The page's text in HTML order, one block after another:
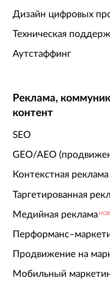
Дизайн цифровых
Техническая
Аутстаффинг
Реклама,
контент
SEO
GEO/AEO
Контекстная реклама
Таргетированная
Медийная реклама
Продвижение на
Мобильный